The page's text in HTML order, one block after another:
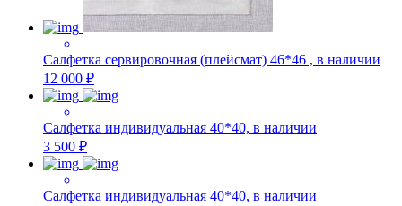
Салфетка сервировочная (плейсмат) 46*46 , в наличии
12 000 ₽
Салфетка индивидуальная 40*40, в наличии
3 500 ₽
Салфетка индивидуальная 40*40, в наличии